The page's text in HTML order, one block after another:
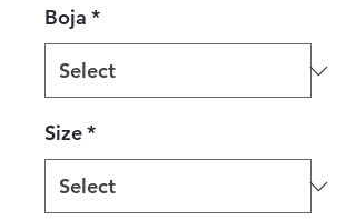
Boja *
Size*